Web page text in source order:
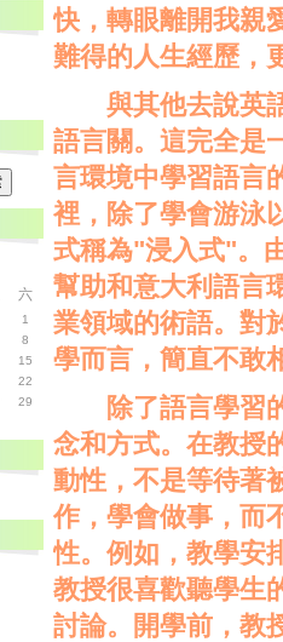
快，轉眼離開我親
難得的人生經歷，
與其他去說英語
語言關。這完全是
言環境中學習語言
裡，除了學會游泳
式稱為"浸入式"。
幫助和意大利語言
業領域的術語。對
學而言，簡直不敢
除了語言學習的
念和方式。在教授
動性，不是等待著
作，學會做事，而
性。例如，教學安
教授很喜歡聽學生
討論。開學前，教
六
1
8
15
22
29